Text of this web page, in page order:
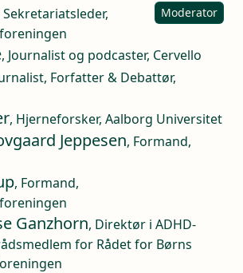
Sekretariatsleder,
Moderator
, Journalist og podcaster, Cervello
Forfatter & Debattør,
, Hjerneforsker, Aalborg Universitet
Jeppesen, Formand,
, Formand,
Ganzhorn, Direktør i ADHD-
for Rådet for Børns